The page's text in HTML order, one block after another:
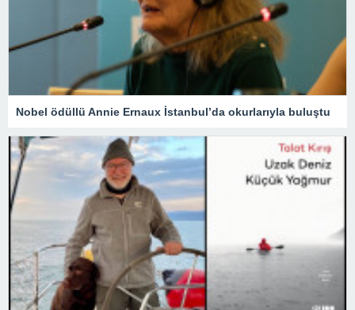
Nobel ödüllü Annie Ernaux İstanbul’da okurlarıyla buluştu